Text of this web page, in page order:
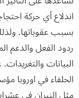
اندلاع أي حركة
بسبب عقوباتها.
ردود الفعل والدعم
البيانات
الحلفاء في اوروبا